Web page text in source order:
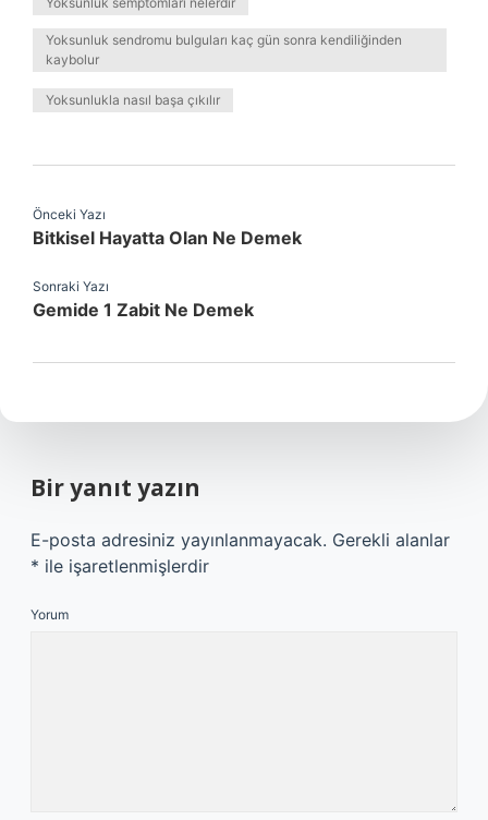
Yoksunluk sendromu bulguları kaç gün sonra kendiliğinden
kaybolur
Yoksunlukla nasıl başa çıkılır
Önceki Yazı
Bitkisel Hayatta Olan Ne Demek
Sonraki Yazı
Gemide 1 Zabit Ne Demek
Bir yanıt yazın
E-posta adresiniz yayınlanmayacak. Gerekli alanlar
* ile işaretlenmişlerdir
Yorum